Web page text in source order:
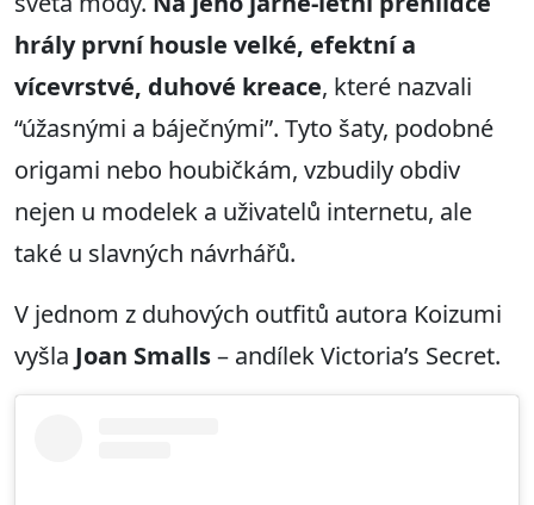
hrály první housle velké, efektní a
vícevrstvé, duhové kreace, které nazvali
“úžasnými a báječnými”. Tyto šaty, podobné
origami nebo houbičkám, vzbudily obdiv
nejen u modelek a uživatelů internetu, ale
také u slavných návrhářů.
V jednom z duhových outfitů autora Koizumi
vyšla Joan Smalls– andílek Victoria’s Secret.